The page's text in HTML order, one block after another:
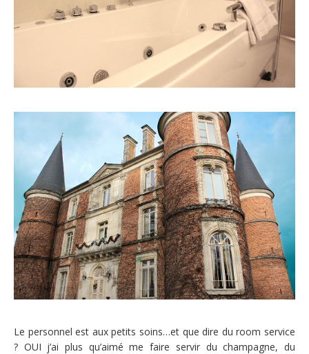
Le personnel est aux petits soins…et que dire du room service
? OUI j’ai plus qu’aimé me faire servir du champagne, du